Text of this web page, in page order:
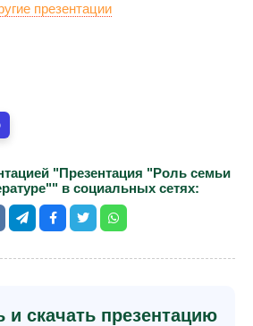
презентации
"Презентация "Роль семьи
в социальных сетях:
и скачать презентацию